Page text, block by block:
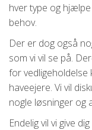
hver type og
behov.
Der er dog også
som vi vil se på.
for
haveejere. Vi vil
nogle løsninger og
Endelig vil vi give